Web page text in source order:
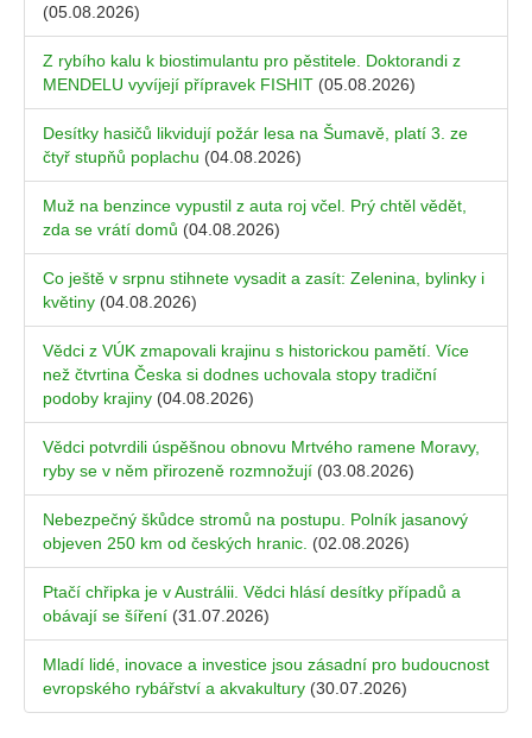
(05.08.2026)
Z rybího kalu k biostimulantu pro pěstitele. Doktorandi z
MENDELU vyvíjejí přípravek FISHIT (05.08.2026)
Desítky hasičů likvidují požár lesa na Šumavě, platí 3. ze
čtyř stupňů poplachu (04.08.2026)
Muž na benzince vypustil z auta roj včel. Prý chtěl vědět,
zda se vrátí domů (04.08.2026)
Co ještě v srpnu stihnete vysadit a zasít: Zelenina, bylinky i
květiny (04.08.2026)
Vědci z VÚK zmapovali krajinu s historickou pamětí. Více
než čtvrtina Česka si dodnes uchovala stopy tradiční
podoby krajiny (04.08.2026)
Vědci potvrdili úspěšnou obnovu Mrtvého ramene Moravy,
ryby se v něm přirozeně rozmnožují (03.08.2026)
Nebezpečný škůdce stromů na postupu. Polník jasanový
objeven 250 km od českých hranic. (02.08.2026)
Ptačí chřipka je v Austrálii. Vědci hlásí desítky případů a
obávají se šíření (31.07.2026)
Mladí lidé, inovace a investice jsou zásadní pro budoucnost
evropského rybářství a akvakultury (30.07.2026)